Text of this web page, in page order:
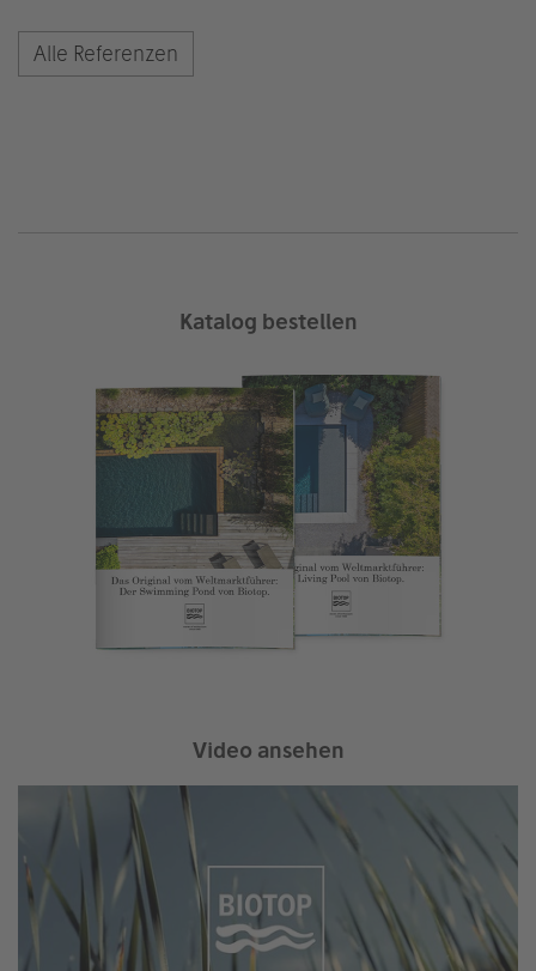
Alle Referenzen
Katalog bestellen
Video ansehen